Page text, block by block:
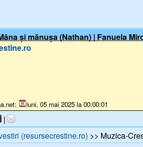
și mănușa (Nathan) | Fanuela
luni, 05 mai 2025 la 00:00:01
|
(resursecrestine.ro) >> Muzica-